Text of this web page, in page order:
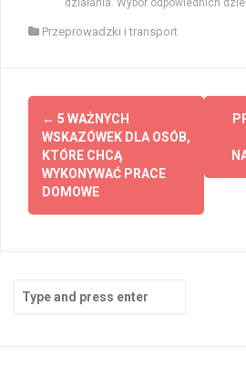
działania. Wybór odpowiednich
Przeprowadzki i transport
Post
navigation
← 5 WAŻNYCH
WSKAZÓWEK DLA OSÓB,
KTÓRE CHCĄ
WYKONYWAĆ PRACE
DOMOWE
for: